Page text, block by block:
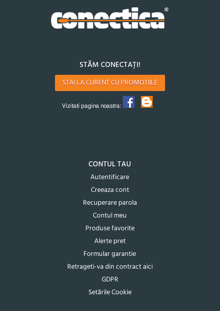
STĂM CONECTAȚI!
STAI LA CURENT CU PROMOTIILE
Vizitati pagina noastra:
CONTUL TAU
Autentificare
Creeaza cont
Recuperare parola
Contul meu
Produse favorite
Alerte pret
Formular garantie
Retrageti-va din contract aici
GDPR
Setările Cookie